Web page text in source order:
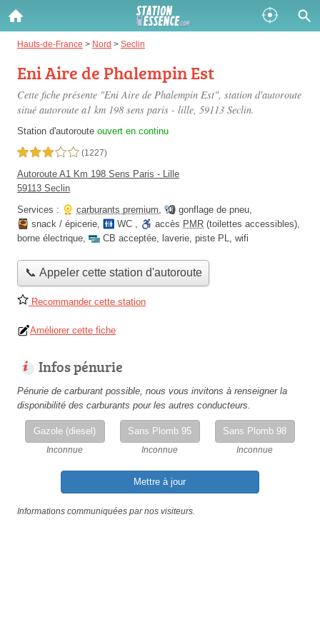
Hauts-de-France > Nord > Seclin
Eni Aire de Phalempin Est
Cette fiche présente "Eni Aire de Phalempin Est", station d'autoroute
situé autoroute a1 km 198 sens paris - lille, 59113 Seclin.
Station d'autoroute ouvert en continu
3,0 étoiles sur 5 (1227)
Autoroute A1 Km 198 Sens Paris - Lille
59113 Seclin
Services :
carburants premium, gonflage de pneu,
snack / épicerie, WC , accès PMR (toilettes accessibles),
borne électrique, CB acceptée, laverie, piste PL, wifi
📞 Appeler cette station d'autoroute
Recommander cette station
Améliorer cette fiche
Infos pénurie
Pénurie de carburant possible, nous vous invitons à renseigner la
disponibilité des carburants pour les autres conducteurs.
Gazole (diesel)
Inconnue
Sans Plomb 95
Inconnue
Sans Plomb 98
Inconnue
Mettre à jour
Informations communiquées par nos visiteurs.
Gazole :
Disponible Épuisé
SP 98 :
Disponible
SP 95 :